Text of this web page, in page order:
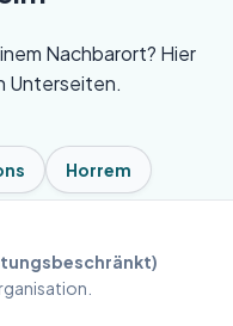
Nachbarort? Hier
Unterseiten.
Horrem